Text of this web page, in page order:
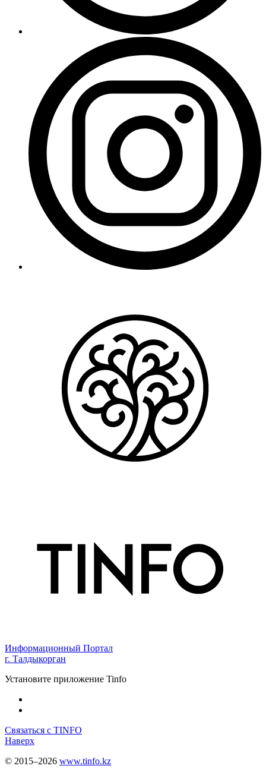
Информационный Портал
г. Талдыкорган
Установите приложение Tinfo
Связаться с TINFO
Наверх
© 2015–2026 www.tinfo.kz